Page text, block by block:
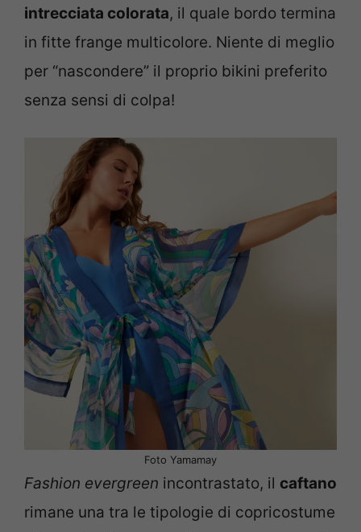
intrecciata colorata, il quale bordo termina
in fitte frange multicolore. Niente di meglio
per “nascondere” il proprio bikini preferito
senza sensi di colpa!
Foto Yamamay
Fashion evergreen incontrastato, il caftano
rimane una tra le tipologie di copricostume